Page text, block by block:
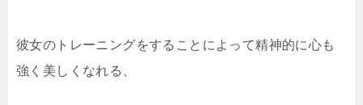
彼女のトレーニングをすることによって精神的に心も
強く美しくなれる、